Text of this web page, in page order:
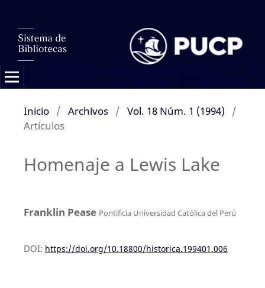
Inicio / Archivos / Vol. 18 Núm. 1 (1994)
/
Artículos
Homenaje a Lewis Lake
Franklin Pease Pontificia Universidad Católica del Perú
DOI: https://doi.org/10.18800/historica.199401.006